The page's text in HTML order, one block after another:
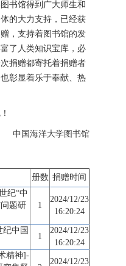
书馆得到广大师生和
的大力支持，已经获
，支持着图书馆的发
了人类知识宝库，必
捐赠都寄托着捐赠者
彰显着乐于奉献、热
中国海洋大学图书馆
册数 捐赠时间
纪“中
题研
1
2024/12/23
16:20:24
纪中国
1
2024/12/23
16:20:24
精神]-
2024/12/23